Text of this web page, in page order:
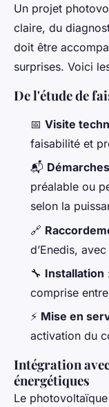
Un projet
claire, du
doit être
surprises. Voici
De l'étude de
📅 Visite
faisabilité et
📬
préalable ou
selon la
🔗
d’Enedis,
🔧 Installation
comprise
⚡ Mise en
activation du
Intégration
énergétiques
Le